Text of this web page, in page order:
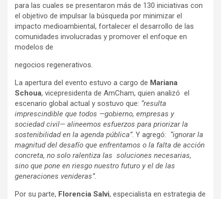
para las cuales se presentaron más de 130 iniciativas con
el objetivo de impulsar la búsqueda por minimizar el
impacto medioambiental, fortalecer el desarrollo de las
comunidades involucradas y promover el enfoque en
modelos de
negocios regenerativos.
La apertura del evento estuvo a cargo de Mariana
Schoua, vicepresidenta de AmCham, quien analizó el
escenario global actual y sostuvo que: “resulta
imprescindible que todos —gobierno, empresas y
sociedad civil— alineemos esfuerzos para priorizar la
sostenibilidad en la agenda pública”. Y agregó: “ignorar la
magnitud del desafío que enfrentamos o la falta de acción
concreta, no solo ralentiza las soluciones necesarias,
sino que pone en riesgo nuestro futuro y el de las
generaciones venideras”.
Por su parte, Florencia Salvi, especialista en estrategia de